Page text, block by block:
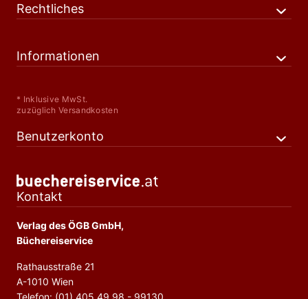
Rechtliches
Informationen
* Inklusive MwSt.
zuzüglich Versandkosten
Benutzerkonto
Kontakt
Verlag des ÖGB GmbH,
Büchereiservice
Rathausstraße 21
A-1010 Wien
Telefon: (01) 405 49 98 - 99130